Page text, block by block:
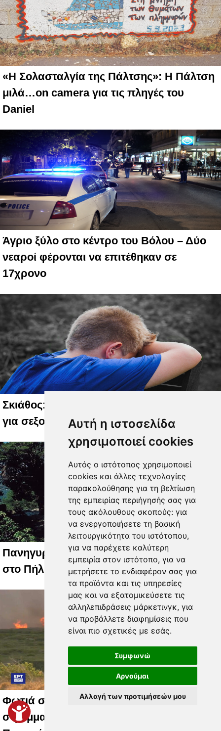
Αυτή η ιστοσελίδα
χρησιμοποιεί cookies
Αυτός ο ιστότοπος χρησιμοποιεί
cookies και άλλες τεχνολογίες
παρακολούθησης για τη βελτίωση
της εμπειρίας περιήγησής σας για
τους ακόλουθους σκοπούς: για
να ενεργοποιήσετε τη βασική
λειτουργικότητα του ιστότοπου,
για να παρέχετε καλύτερη
εμπειρία στον ιστότοπο, για να
μετρήσετε το ενδιαφέρον σας για
τα προϊόντα και τις υπηρεσίες
μας και να εξατομικεύσετε τις
αλληλεπιδράσεις μάρκετινγκ, για
να προβάλλετε διαφημίσεις που
είναι πιο σχετικές με εσάς.
Συμφωνώ
Αρνούμαι
Αλλαγή των προτιμήσεών μου
«Η Σολασταλγία της Πάλτσης»: Η Πάλτση
μιλά…on camera για τις πληγές του
Daniel
Άγριο ξύλο στο κέντρο του Βόλου – Δύο
νεαροί φέρονται να επιτέθηκαν σε
17χρονο
Σκιάθος: 15χρονος καταγγέλλει 17χρονο
για σεξουαλική κακοποίηση
Πανηγυρίζει η Μονή του Αγίου Λαυρεντίου
στο Πήλιο
Φωτιά στο Βελεστίνο: Έκαψε 15
στρέμματα χορτολιβαδικής έκτασης –